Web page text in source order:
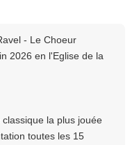
- Le Choeur
2026 en l'Eglise de la
la plus jouée
toutes les 15